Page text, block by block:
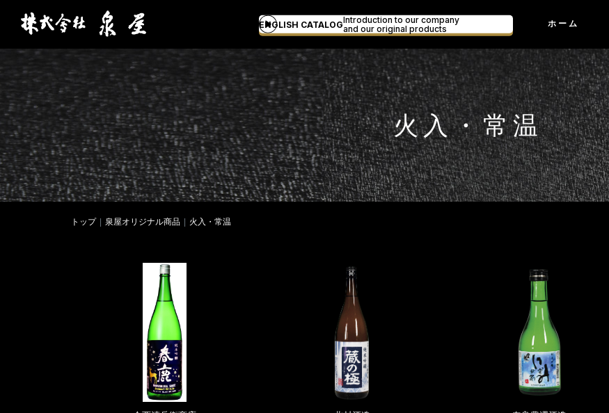
ENGLISH CATALOGIntroduction to our company
and our original products
ホーム
火入・常温
トップ 泉屋オリジナル商品 火入・常温